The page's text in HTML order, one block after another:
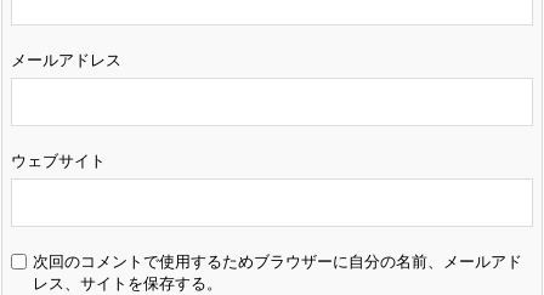
メールアドレス
ウェブサイト
次回のコメントで使用するためブラウザーに自分の名前、メールアド
レス、サイトを保存する。